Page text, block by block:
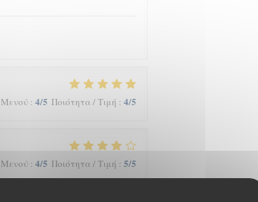
Μενού: 4/5 Ποιότητα / Τιμή : 4/5
Μενού: 4/5 Ποιότητα / Τιμή : 5/5